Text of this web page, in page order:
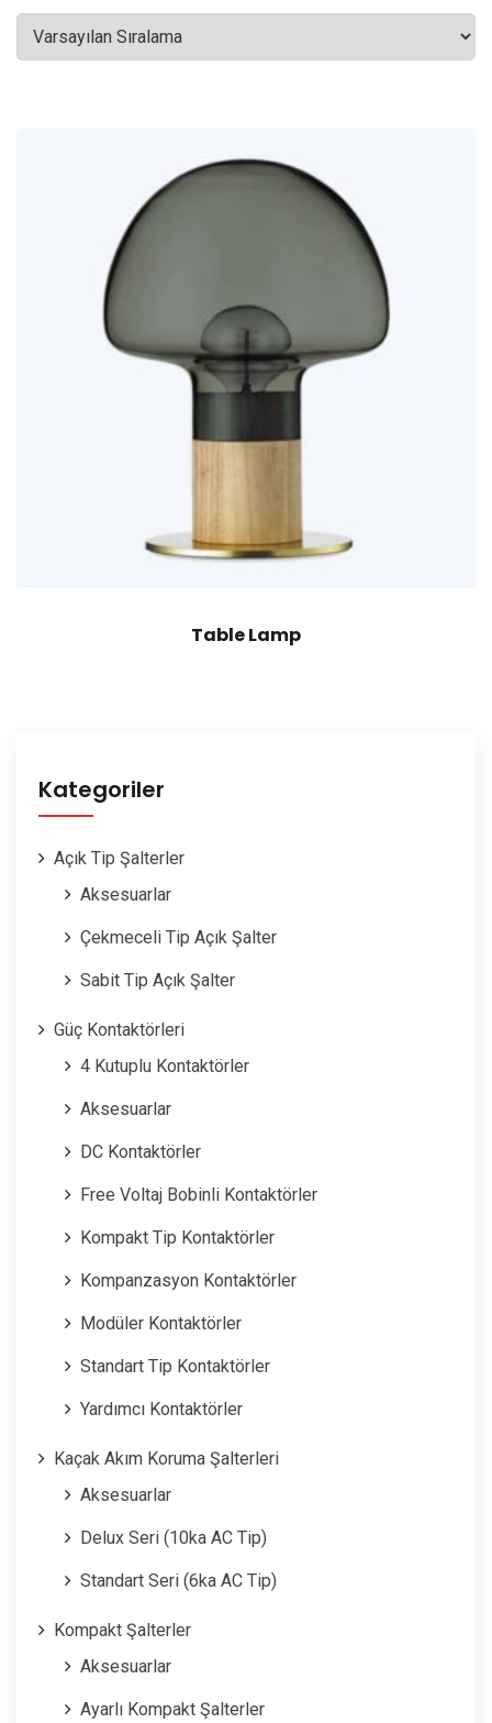
Table Lamp
Kategoriler
Açık Tip Şalterler
Aksesuarlar
Çekmeceli Tip Açık Şalter
Sabit Tip Açık Şalter
Güç Kontaktörleri
4 Kutuplu Kontaktörler
Aksesuarlar
DC Kontaktörler
Free Voltaj Bobinli Kontaktörler
Kompakt Tip Kontaktörler
Kompanzasyon Kontaktörler
Modüler Kontaktörler
Standart Tip Kontaktörler
Yardımcı Kontaktörler
Kaçak Akım Koruma Şalterleri
Aksesuarlar
Delux Seri (10ka AC Tip)
Standart Seri (6ka AC Tip)
Kompakt Şalterler
Aksesuarlar
Ayarlı Kompakt Şalterler